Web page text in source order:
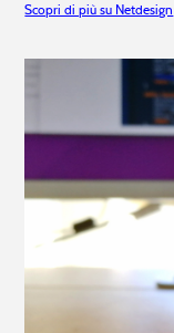
Scopri di più su Netdesign